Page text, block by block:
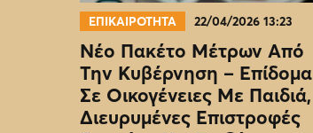
ΕΠΙΚΑΙΡΟΤΗΤΑ 22/04/2026 13:23
Νέο Πακέτο Μέτρων Από
Την Κυβέρνηση – Επίδομα
Σε Οικογένειες Με Παιδιά,
Διευρυμένες Επιστροφές